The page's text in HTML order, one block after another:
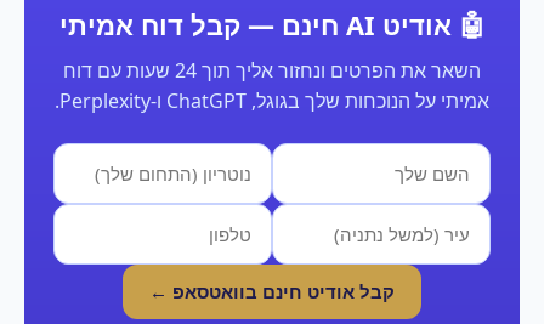
🤖 אודיט AI חינם — קבל דוח אמיתי
השאר את הפרטים ונחזור אליך תוך 24 שעות עם דוח
אמיתי על הנוכחות שלך בגוגל, ChatGPT ו-Perplexity.
קבל אודיט חינם בוואטסאפ ←